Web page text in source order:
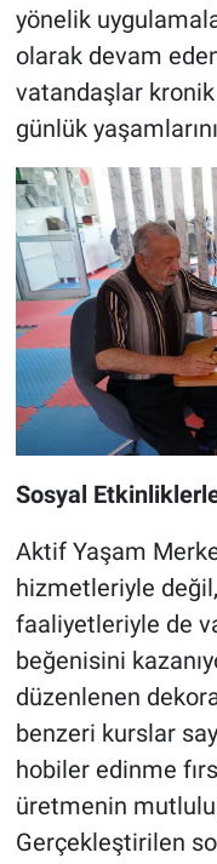
yönelik
olarak devam
vatandaşlar kronik
günlük
Sosyal
Aktif Yaşam
hizmetleriyle
faaliyetleriyle de
beğenisini
düzenlenen
benzeri kurslar
hobiler edinme
üretmenin
Gerçekleştirilen